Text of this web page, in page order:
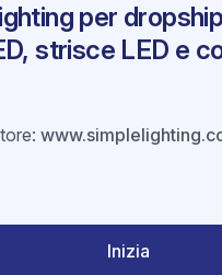
per
strisce LED e
:
Inizia